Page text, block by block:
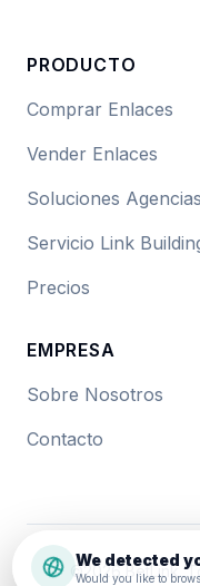
PRODUCTO
Comprar Enlaces
Vender Enlaces
Soluciones Agencias
Servicio Link
Precios
EMPRESA
Sobre Nosotros
Contacto
©2026 BetLink.
We detected
Would you like to